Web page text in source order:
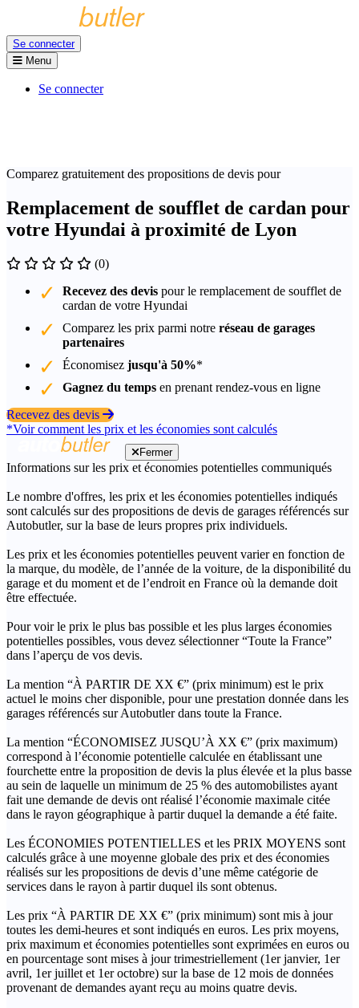
Se connecter
Menu
Se connecter
Comparez gratuitement des propositions de devis pour
Remplacement de soufflet de cardan pour
votre Hyundai à proximité de Lyon
(0)
Recevez des devis pour le remplacement de soufflet de
cardan de votre Hyundai
Comparez les prix parmi notre réseau de garages
partenaires
Économisez jusqu'à 50%*
Gagnez du temps en prenant rendez-vous en ligne
Recevez des devis
*Voir comment les prix et les économies sont calculés
Fermer
Informations sur les prix et économies potentielles communiqués
Le nombre d'offres, les prix et les économies potentielles indiqués
sont calculés sur des propositions de devis de garages référencés sur
Autobutler, sur la base de leurs propres prix individuels.
Les prix et les économies potentielles peuvent varier en fonction de
la marque, du modèle, de l’année de la voiture, de la disponibilité du
garage et du moment et de l’endroit en France où la demande doit
être effectuée.
Pour voir le prix le plus bas possible et les plus larges économies
potentielles possibles, vous devez sélectionner “Toute la France”
dans l’aperçu de vos devis.
La mention “À PARTIR DE XX €” (prix minimum) est le prix
actuel le moins cher disponible, pour une prestation donnée dans les
garages référencés sur Autobutler dans toute la France.
La mention “ÉCONOMISEZ JUSQU’À XX €” (prix maximum)
correspond à l’économie potentielle calculée en établissant une
fourchette entre la proposition de devis la plus élevée et la plus basse
au sein de laquelle un minimum de 25 % des automobilistes ayant
fait une demande de devis ont réalisé l’économie maximale citée
dans le rayon géographique à partir duquel la demande a été faite.
Les ÉCONOMIES POTENTIELLES et les PRIX MOYENS sont
calculés grâce à une moyenne globale des prix et des économies
réalisés sur les propositions de devis d’une même catégorie de
services dans le rayon à partir duquel ils sont obtenus.
Les prix “À PARTIR DE XX €” (prix minimum) sont mis à jour
toutes les demi-heures et sont indiqués en euros. Les prix moyens,
prix maximum et économies potentielles sont exprimées en euros ou
en pourcentage sont mises à jour trimestriellement (1er janvier, 1er
avril, 1er juillet et 1er octobre) sur la base de 12 mois de données
provenant de demandes ayant reçu au moins quatre devis.